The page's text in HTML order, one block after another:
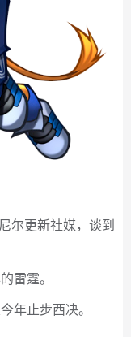
尔更新社媒，谈到
雷霆。
年止步西决。